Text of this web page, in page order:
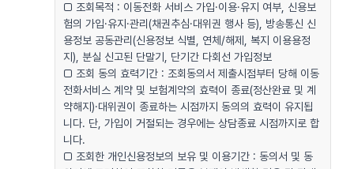
□ 조회목적 : 이동전화 서비스 가입·이용·유지 여부, 신용보
험의 가입·유지·관리(채권추심·대위권 행사 등), 방송통신 신
용정보 공동관리(신용정보 식별, 연체/해제, 복지 이용용정
지), 분실 신고된 단말기, 단기간 다회선 가입정보
□ 조회 동의 효력기간 : 조회동의서 제출시점부터 당해 이동
전화서비스 계약 및 보험계약의 효력이 종료(정산완료 및 계
약해지)·대위권이 종료하는 시점까지 동의의 효력이 유지됩
니다. 단, 가입이 거절되는 경우에는 상담종료 시점까지로 합
니다.
□ 조회한 개인신용정보의 보유 및 이용기간 : 동의서 및 동